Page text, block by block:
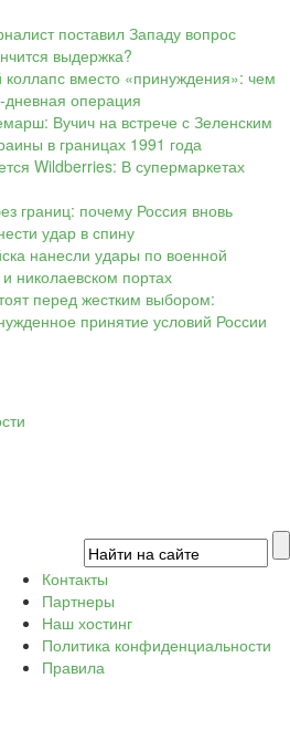
поставил Западу вопрос
выдержка?
вместо «принуждения»: чем
операция
Вучич на встрече с Зеленским
в границах 1991 года
Wildberries: В супермаркетах
границ: почему Россия вновь
удар в спину
нанесли удары по военной
николаевском портах
перед жестким выбором:
принятие условий России
Контакты
Партнеры
Наш хостинг
Политика конфиденциальности
Правила